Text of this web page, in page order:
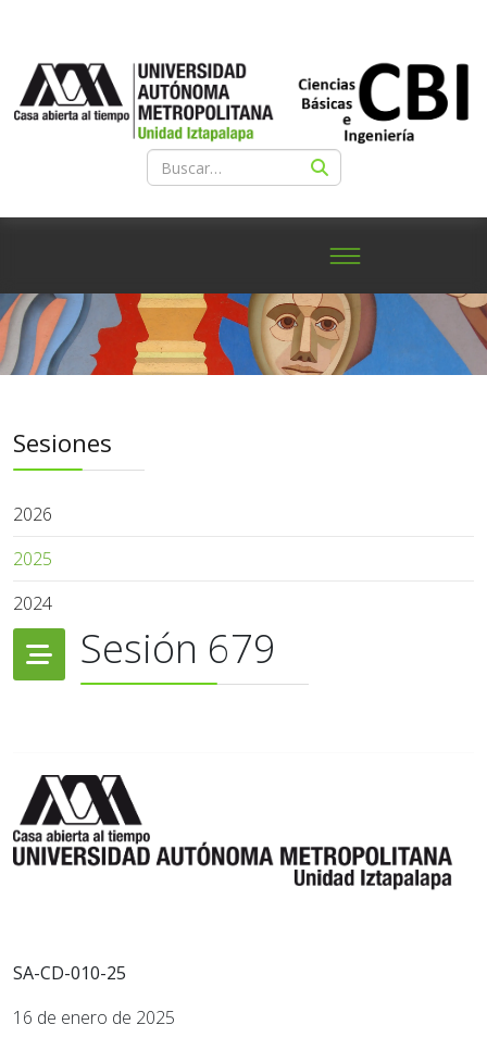
Sesiones
2026
2025
2024
Sesión 679
SA-CD-010-25
16 de enero de 2025